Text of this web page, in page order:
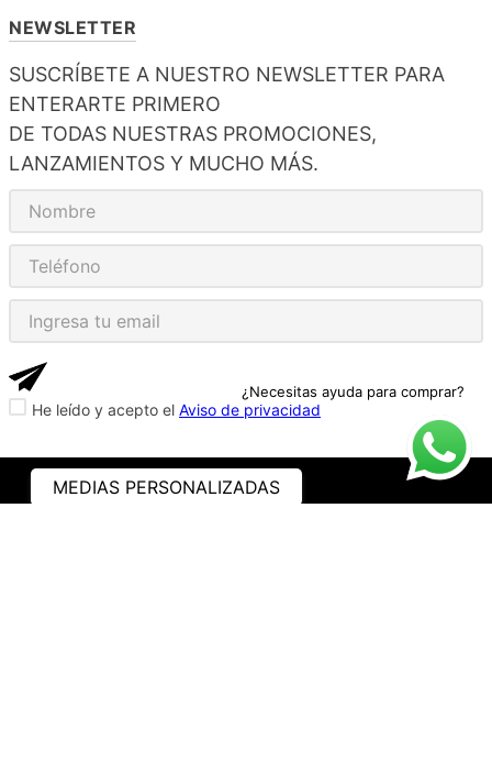
¿Necesitas ayuda para comprar?
NEWSLETTER
SUSCRÍBETE A NUESTRO NEWSLETTER PARA
ENTERARTE PRIMERO
DE TODAS NUESTRAS PROMOCIONES,
LANZAMIENTOS Y MUCHO MÁS.
He leído y acepto el Aviso de privacidad
MEDIAS PERSONALIZADAS